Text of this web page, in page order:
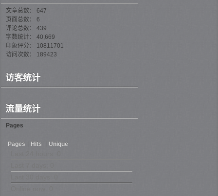
文章总数： 647
页面总数： 6
评论总数： 439
字数统计： 40,669
印象评分： 10811701
访问次数： 189423
访客统计
流量统计
Pages
Pages | Hits | Unique